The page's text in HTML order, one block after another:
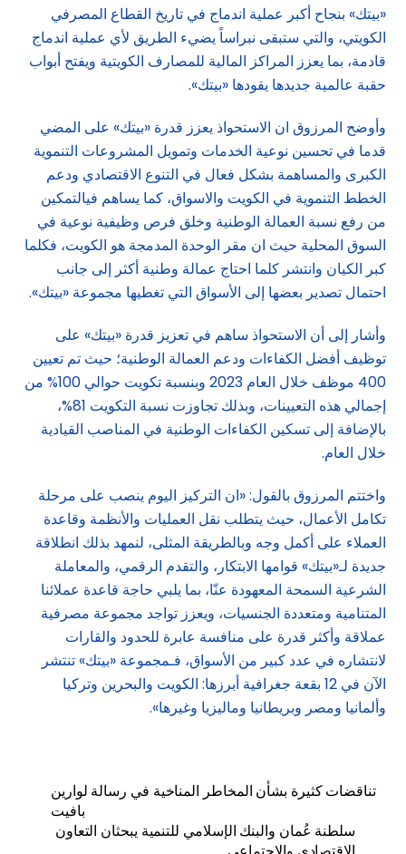
«بيتك» بنجاح أكبر عملية اندماج في تاريخ القطاع المصرفي
الكويتي، والتي ستبقى نبراساً يضيء الطريق لأي عملية اندماج
قادمة، بما يعزز المراكز المالية للمصارف الكويتية ويفتح أبواب
حقبة عالمية جديدها يقودها «بيتك».
وأوضح المرزوق ان الاستحواذ يعزز قدرة «بيتك» على المضي
قدما في تحسين نوعية الخدمات وتمويل المشروعات التنموية
الكبرى والمساهمة بشكل فعال في التنوع الاقتصادي ودعم
الخطط التنموية في الكويت والاسواق، كما يساهم فيالتمكين
من رفع نسبة العمالة الوطنية وخلق فرص وظيفية نوعية في
السوق المحلية حيث ان مقر الوحدة المدمجة هو الكويت، فكلما
كبر الكيان وانتشر كلما احتاج عمالة وطنية أكثر إلى جانب
احتمال تصدير بعضها إلى الأسواق التي تغطيها مجموعة «بيتك».
وأشار إلى أن الاستحواذ ساهم في تعزيز قدرة «بيتك» على
توظيف أفضل الكفاءات ودعم العمالة الوطنية؛ حيث تم تعيين
400 موظف خلال العام 2023 وبنسبة تكويت حوالي 100% من
إجمالي هذه التعيينات، وبذلك تجاوزت نسبة التكويت 81%،
بالإضافة إلى تسكين الكفاءات الوطنية في المناصب القيادية
خلال العام.
واختتم المرزوق بالقول: «ان التركيز اليوم ينصب على مرحلة
تكامل الأعمال، حيث يتطلب نقل العمليات والأنظمة وقاعدة
العملاء على أكمل وجه وبالطريقة المثلى، لنمهد بذلك انطلاقة
جديدة لـ«بيتك» قوامها الابتكار، والتقدم الرقمي، والمعاملة
الشرعية السمحة المعهودة عنّا، بما يلبي حاجة قاعدة عملائنا
المتنامية ومتعددة الجنسيات، ويعزز تواجد مجموعة مصرفية
عملاقة وأكثر قدرة على منافسة عابرة للحدود والقارات
لانتشاره في عدد كبير من الأسواق، فـمجموعة «بيتك» تنتشر
الآن في 12 بقعة جغرافية أبرزها: الكويت والبحرين وتركيا
وألمانيا ومصر وبريطانيا وماليزيا وغيرها».
تناقضات كثيرة بشأن المخاطر المناخية في رسالة لوارين
بافيت
سلطنة عُمان والبنك الإسلامي للتنمية يبحثان التعاون